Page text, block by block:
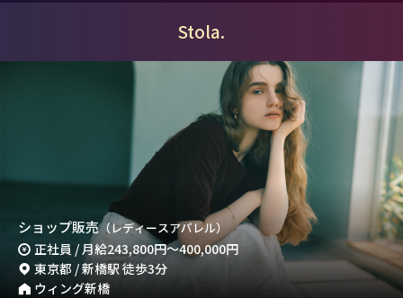
Stola.
ショップ販売（レディースアパレル）
正社員 / 月給243,800円～400,000円
東京都 / 新橋駅 徒歩3分
ウィング新橋